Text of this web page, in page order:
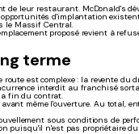
leur restaurant. McDonald's
d'implantation
le Massif Central.
proposé revient à
terme
est complexe : la revente du
interdit au franchisé
fin du contrat.
même l'ouverture. Au total,
sous conditions de
puisqu'il n'est pas propriétaire du